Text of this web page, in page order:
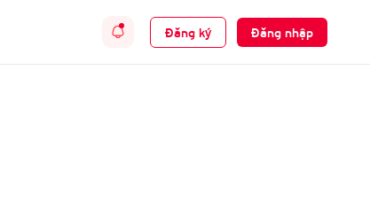
Đăng ký Đăng nhập